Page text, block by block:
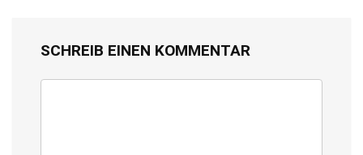
SCHREIB EINEN KOMMENTAR